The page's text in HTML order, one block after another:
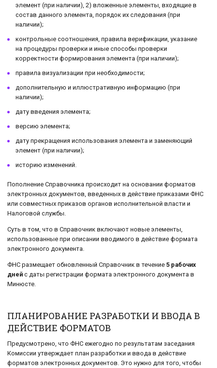
элемент (при наличии), 2) вложенные элементы, входящие в
состав данного элемента, порядок их следования (при
наличии);
контрольные соотношения, правила верификации, указание
на процедуры проверки и иные способы проверки
корректности формирования элемента (при наличии);
правила визуализации при необходимости;
дополнительную и иллюстративную информацию (при
наличии);
дату введения элемента;
версию элемента;
дату прекращения использования элемента и заменяющий
элемент (при наличии);
историю изменений.
Пополнение Справочника происходит на основании форматов
электронных документов, введенных в действие приказами ФНС
или совместных приказов органов исполнительной власти и
Налоговой службы.
Суть в том, что в Справочник включают новые элементы,
использованные при описании вводимого в действие формата
электронного документа.
ФНС размещает обновленный Справочник в течение 5 рабочих
дней с даты регистрации формата электронного документа в
Минюсте.
ПЛАНИРОВАНИЕ РАЗРАБОТКИ И ВВОДА В
ДЕЙСТВИЕ ФОРМАТОВ
Предусмотрено, что ФНС ежегодно по результатам заседания
Комиссии утверждает план разработки и ввода в действие
форматов электронных документов. Это нужно для того, чтобы